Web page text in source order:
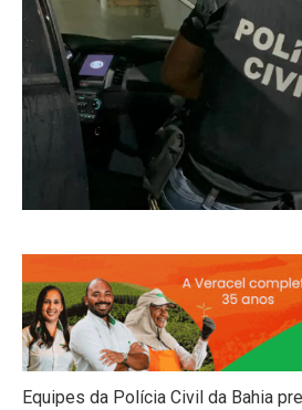
Equipes da Polícia Civil da Bahia